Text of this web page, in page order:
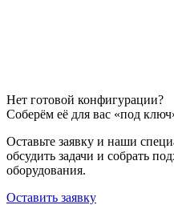
Нет готовой конфигурации?
Соберём её для вас «под
Оставьте заявку и наши
обсудить задачи и собрать
оборудования.
Оставить заявку